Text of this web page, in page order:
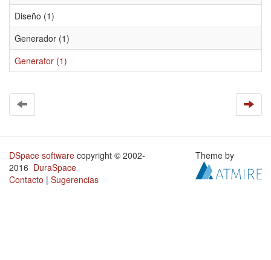
Diseño (1)
Generador (1)
Generator (1)
DSpace software copyright © 2002-
2016 DuraSpace
Contacto | Sugerencias
Theme by